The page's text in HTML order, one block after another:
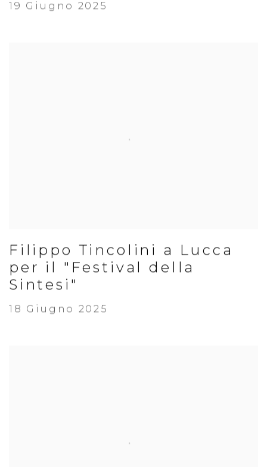
19 Giugno 2025
Filippo Tincolini a Lucca
per il "Festival della
Sintesi"
18 Giugno 2025